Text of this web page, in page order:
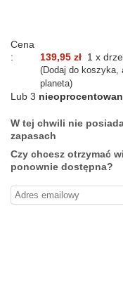
Cena
:
139,95 zł 1 x
(Dodaj do koszyka,
planeta)
Lub 3
W tej chwili nie
zapasach
Czy chcesz otrzymać
ponownie dostępna?